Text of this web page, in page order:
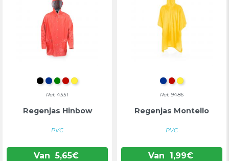
ZWART
BLAUW
GROEN
ROOD
GEEL
Ref: 4551
Regenjas Hinbow
PVC
Van 5,65€
BLAUW
ROOD
GEEL
Ref: 9486
Regenjas Montello
PVC
Van 1,99€